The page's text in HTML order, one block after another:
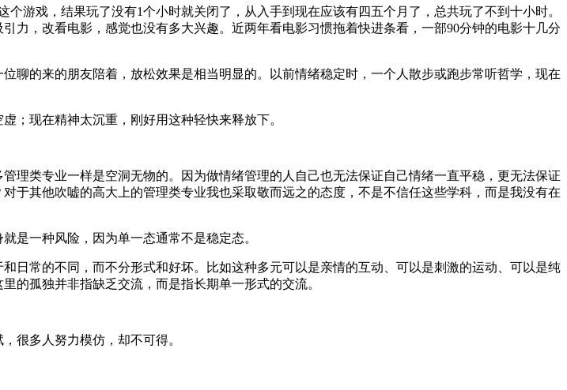
游戏，结果玩了没有1个小时就关闭了，从入手到现在应该有四五个月了，总共玩了不到十小时。
力，改看电影，感觉也没有多大兴趣。近两年看电影习惯拖着快进条看，一部90分钟的电影十几分
聊的来的朋友陪着，放松效果是相当明显的。以前情绪稳定时，一个人散步或跑步常听哲学，现在
；现在精神太沉重，刚好用这种轻快来释放下。
理类专业一样是空洞无物的。因为做情绪管理的人自己也无法保证自己情绪一直平稳，更无法保证
于其他吹嘘的高大上的管理类专业我也采取敬而远之的态度，不是不信任这些学科，而是我没有在
是一种风险，因为单一态通常不是稳定态。
日常的不同，而不分形式和好坏。比如这种多元可以是亲情的互动、可以是刺激的运动、可以是纯
的孤独并非指缺乏交流，而是指长期单一形式的交流。
很多人努力模仿，却不可得。